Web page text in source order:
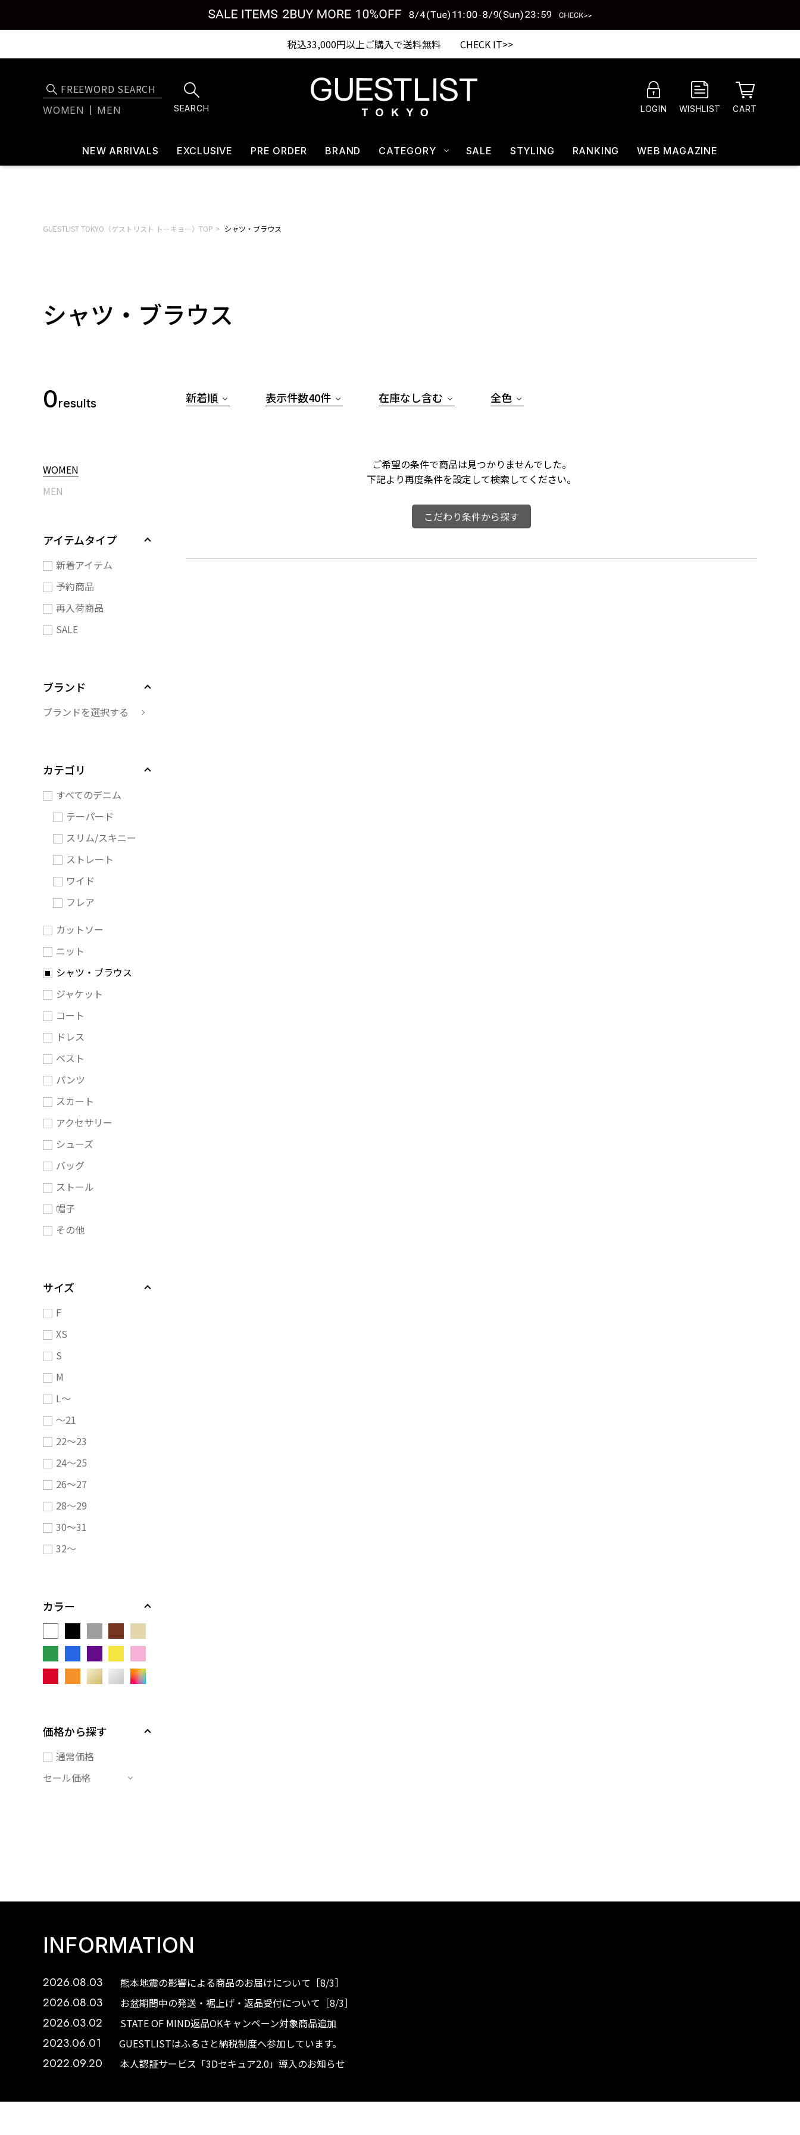
税込33,000円以上ご購入で送料無料 CHECK IT>>
WOMEN MEN SEARCH LOGIN WISHLIST CART
NEW ARRIVALS EXCLUSIVE PRE ORDER BRAND CATEGORY SALE STYLING RANKING WEB MAGAZINE
GUESTLIST TOKYO（ゲストリスト トーキョー）TOP シャツ・ブラウス
シャツ・ブラウス
0results
WOMEN
MEN
アイテムタイプ
新着アイテム
予約商品
再入荷商品
SALE
ブランド
ブランドを選択する
カテゴリ
すべてのデニム
テーパード
スリム/スキニー
ストレート
ワイド
フレア
カットソー
ニット
シャツ・ブラウス
ジャケット
コート
ドレス
ベスト
パンツ
スカート
アクセサリー
シューズ
バッグ
ストール
帽子
その他
サイズ
F
XS
S
M
L～
～21
22～23
24～25
26～27
28～29
30～31
32～
カラー
価格から探す
通常価格
セール価格
新着順 表示件数40件 在庫なし含む 全色
ご希望の条件で商品は見つかりませんでした。
下記より再度条件を設定して検索してください。
こだわり条件から探す
INFORMATION
2026.08.03 熊本地震の影響による商品のお届けについて［8/3］
2026.08.03 お盆期間中の発送・裾上げ・返品受付について［8/3］
2026.03.02 STATE OF MIND返品OKキャンペーン対象商品追加
2023.06.01 GUESTLISTはふるさと納税制度へ参加しています。
2022.09.20 本人認証サービス「3Dセキュア2.0」導入のお知らせ